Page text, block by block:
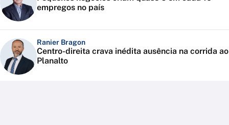
empregos no país
Ranier Bragon
Centro-direita crava inédita ausência na corrida ao
Planalto